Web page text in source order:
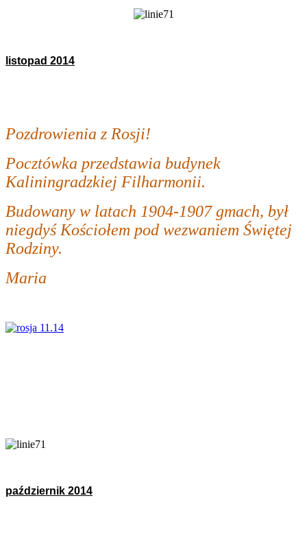
listopad 2014
Pozdrowienia z Rosji!
Pocztówka przedstawia budynek
Kaliningradzkiej Filharmonii.
Budowany w latach 1904-1907 gmach, był
niegdyś Kościołem pod wezwaniem Świętej
Rodziny.
Maria
październik 2014